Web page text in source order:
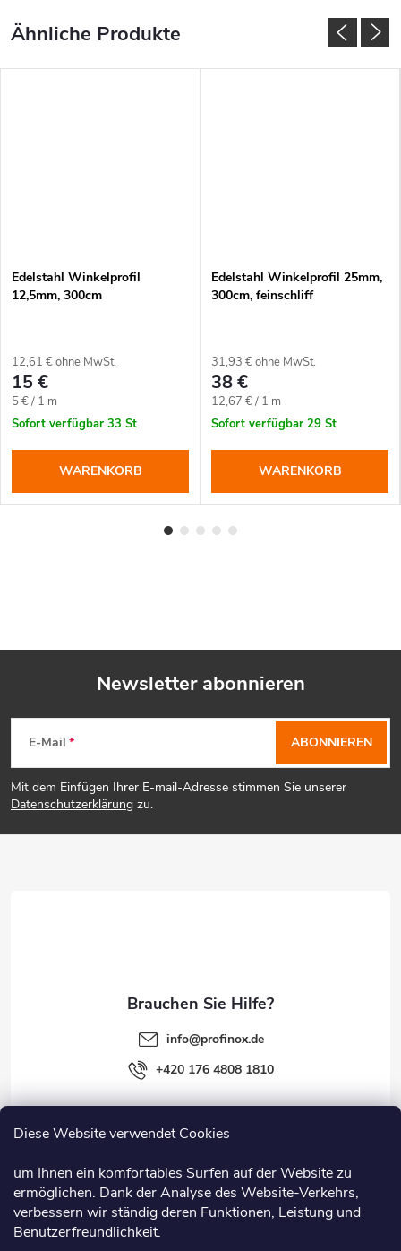
Diese Website verwendet Cookies
um Ihnen ein komfortables Surfen auf der Website zu
ermöglichen. Dank der Analyse des Website-Verkehrs,
verbessern wir ständig deren Funktionen, Leistung und
Benutzerfreundlichkeit.
Edelstahl Winkelprofil
12,5mm, 300cm
12,61 € ohne MwSt.
15 €
Verkaufspreis:
5 € / 1 m
Sofort verfügbar 33 St
WARENKORB
Edelstahl Winkelprofil 25mm,
300cm, feinschliff
31,93 € ohne MwSt.
38 €
Verkaufspreis:
12,67 € / 1 m
Sofort verfügbar 29 St
WARENKORB
F
u
ß
Newsletter abonnieren
E-Mail
Mit dem Einfügen Ihrer E-mail-Adresse stimmen Sie unserer
Datenschutzerklärung zu.
ABONNIEREN
Information
info@profinox.de
+420 176 4808 1810